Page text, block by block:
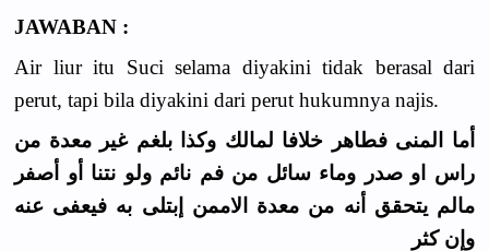
JAWABAN :
Air liur itu Suci selama diyakini tidak berasal dari
perut, tapi bila diyakini dari perut hukumnya najis.
أما المنى فطاهر خلافا لمالك وكذا بلغم غير معدة من
راس او صدر وماء سائل من فم نائم ولو نتنا أو أصفر
مالم يتحقق أنه من معدة الاممن إبتلى به فيعفى عنه
وإن كثر